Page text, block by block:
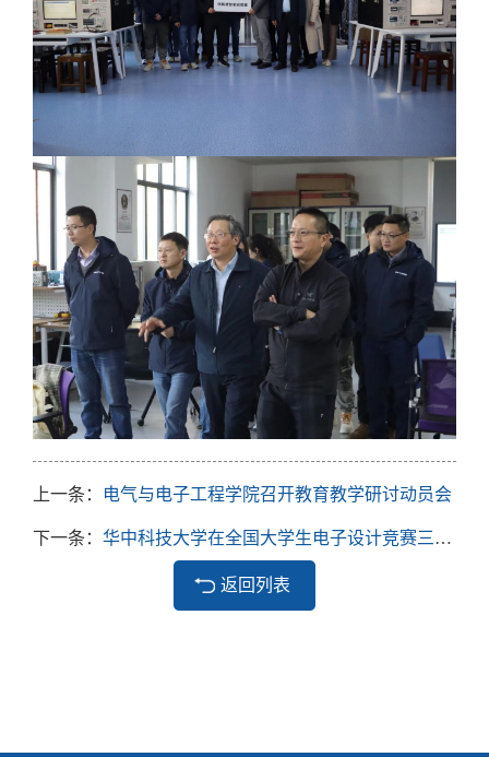
上一条： 电气与电子工程学院召开教育教学研讨动员会
下一条： 华中科技大学在全国大学生电子设计竞赛三十周年庆典中获突出贡献奖
返回列表